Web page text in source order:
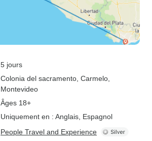
5 jours
Colonia del sacramento , Carmelo
Montevideo
Âges 18+
Uniquement en : Anglais, Espagnol
People Travel and Experience